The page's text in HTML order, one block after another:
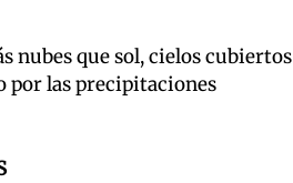
nubes que sol, cielos cubiertos
por las precipitaciones